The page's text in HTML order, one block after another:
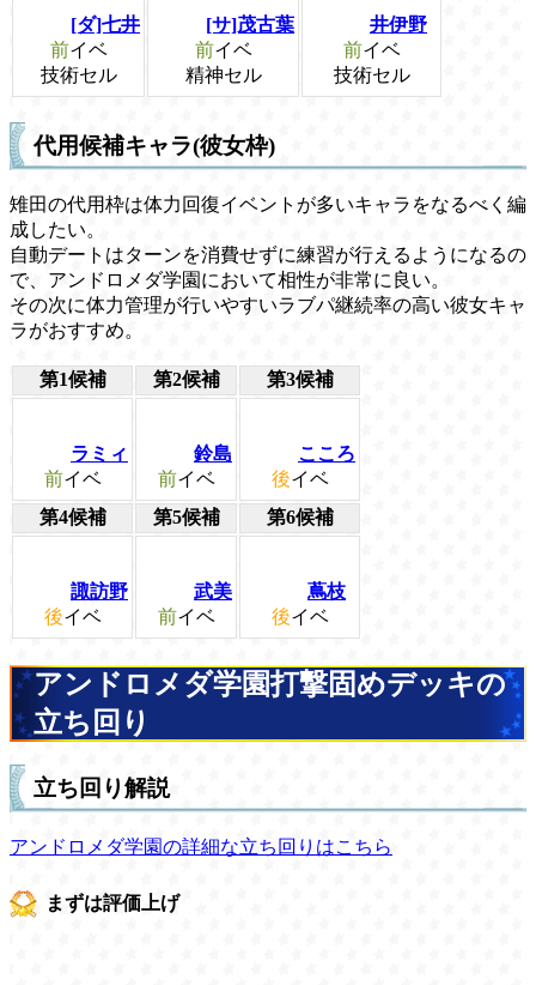
[ダ]七井
前イベ
技術セル
[サ]茂古葉
前イベ
精神セル
井伊野
前イベ
技術セル
代用候補キャラ(彼女枠)
雉田の代用枠は体力回復イベントが多いキャラをなるべく編
成したい。
自動デートはターンを消費せずに練習が行えるようになるの
で、アンドロメダ学園において相性が非常に良い。
その次に体力管理が行いやすいラブパ継続率の高い彼女キャ
ラがおすすめ。
第1候補 第2候補 第3候補
ラミィ
前イベ
鈴島
前イベ
こころ
後イベ
第4候補
第5候補 第6候補
諏訪野
後イベ
武美
前イベ
蔦枝
後イベ
アンドロメダ学園打撃固めデッキの
立ち回り
立ち回り解説
アンドロメダ学園の詳細な立ち回りはこちら
まずは評価上げ